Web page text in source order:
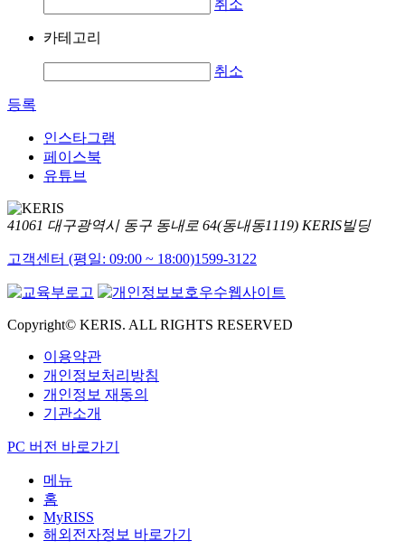
취소
카테고리
취소
등록
인스타그램
페이스북
유튜브
41061 대구광역시 동구 동내로 64(동내동1119) KERIS빌딩
고객센터 (평일: 09:00 ~ 18:00)1599-3122
Copyright© KERIS. ALL RIGHTS RESERVED
이용약관
개인정보처리방침
개인정보 재동의
기관소개
PC 버전 바로가기
메뉴
홈
MyRISS
해외전자정보 바로가기